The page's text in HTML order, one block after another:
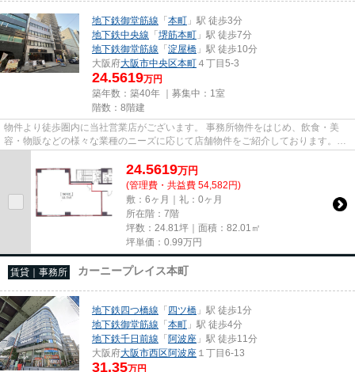
地下鉄御堂筋線 「本町 」駅 徒歩3分
地下鉄中央線 「堺筋本町 」駅 徒歩7分
地下鉄御堂筋線 「淀屋橋 」駅 徒歩10分
大阪府大阪市中央区本町 ４丁目5-3
24.5619万円
築年数：築40年 ｜募集中： 1室
階数：8階建
物件より徒歩圏内に当社営業店がございます。 事務所物件をはじめ、飲食・美
容・物販などの様々な業種のニーズに応じて店舗物件をご紹介しております。
尚、弊社ではおとり広告は一切...
24.5619万円
(管理費・共益費 54,582円)
敷：6ヶ月｜礼：0ヶ月
所在階：7階
坪数：24.81坪｜面積：82.01㎡
坪単価： 0.99万円
賃貸｜事務所 カーニープレイス本町
地下鉄四つ橋線 「四ツ橋 」駅 徒歩1分
地下鉄御堂筋線 「本町 」駅 徒歩4分
地下鉄千日前線 「阿波座 」駅 徒歩11分
大阪府大阪市西区阿波座 １丁目6-13
31.35万円